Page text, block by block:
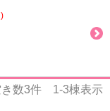
数3件 1-3棟表示